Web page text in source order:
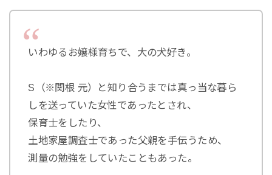
いわゆるお嬢様育ちで、大の犬好き。
S（※関根 元）と知り合うまでは真っ当な暮ら
しを送っていた女性であったとされ、
保育士をしたり、
土地家屋調査士であった父親を手伝うため、
測量の勉強をしていたこともあった。